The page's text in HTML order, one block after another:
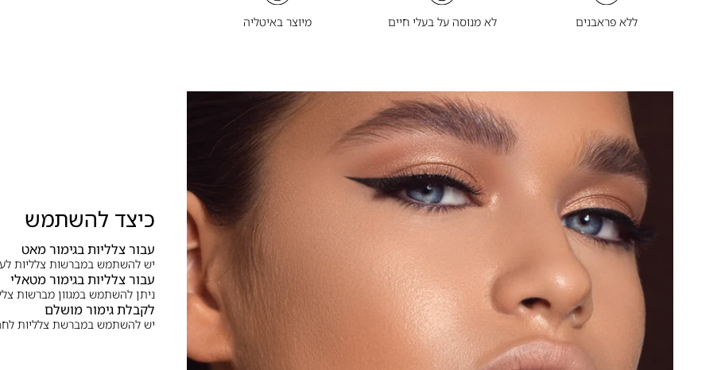
ללא פראבנים לא מנוסה על בעלי חיים מיוצר באיטליה
כיצד להשתמש
עבור צלליות בגימור מאט
יש להשתמש במברשות צלליות
עבור צלליות בגימור מטאלי
ניתן להשתמש במגוון מברשות
לקבלת גימור מושלם
יש להשתמש במברשת צלליות